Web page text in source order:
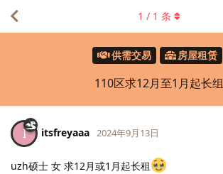
供需交易 房屋租赁
110区求12月至1月起长组
1 / 1 条
I itsfreyaaa 2024年9月13日
uzh硕士 女 求12月或1月起长租